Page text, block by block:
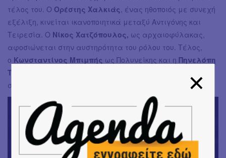
τέλος του. Ο Ορέστης Χαλκιάς , ένας ηθοποιός με συνεχή
εξέλιξη, κινείται ικανοποιητικά μεταξύ Αντιγόνης και
Τειρεσία. Ο Νίκος Χατζόπουλος, ως αρχαιοφύλακας,
αφοσιώνεται στην αυστηρότητα του ρόλου του. Τέλος,
ο Κωνσταντίνος Μπιμπής ως Πολυνείκης και η Πηνελόπη
Τσιλίκα
συνδιαλεγόμενοι με τον Οιδίποδα.